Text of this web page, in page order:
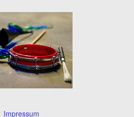
Impressum